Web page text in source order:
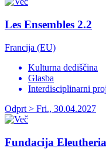
Les Ensembles 2.2
Francija (EU)
Kulturna dediščina
Glasba
Interdisciplinarni
Odprt > Fri., 30.04.2027
Fundacija Eleutheria